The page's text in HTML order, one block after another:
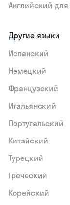
Английский для
Другие языки
Испанский
Немецкий
Французский
Итальянский
Португальский
Китайский
Турецкий
Греческий
Корейский